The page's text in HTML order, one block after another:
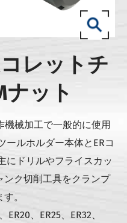
コレットチ
ナット
機械加工で一般的に使用
ールホルダー本体とERコ
にドリルやフライスカッ
ンク切削工具をクランプ
。
、ER25、ER32、